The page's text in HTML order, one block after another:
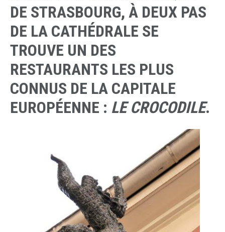
DE STRASBOURG, À DEUX PAS
DE LA CATHÉDRALE SE
TROUVE UN DES
RESTAURANTS LES PLUS
CONNUS DE LA CAPITALE
EUROPÉENNE : LE CROCODILE.